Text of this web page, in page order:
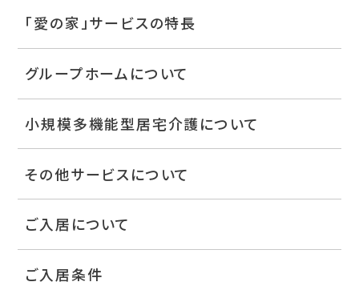
「愛の家」サービスの特長
グループホームについて
小規模多機能型居宅介護について
その他サービスについて
ご入居について
ご入居条件